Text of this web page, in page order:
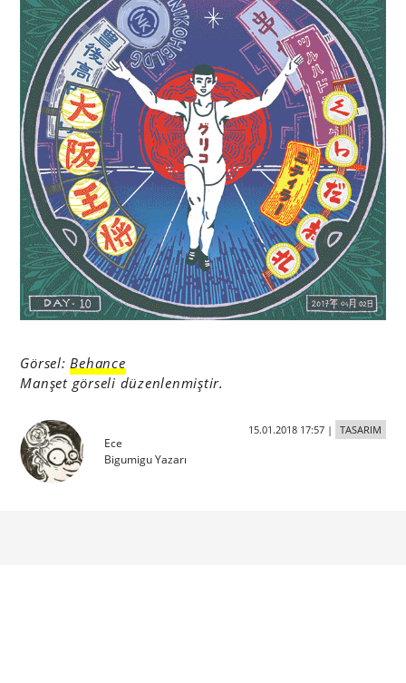
Görsel: Behance
Manşet görseli düzenlenmiştir.
Ece
Bigumigu Yazarı
15.01.2018 17:57| TASARIM